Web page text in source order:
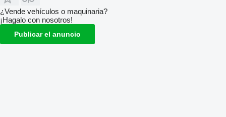
¿Vende vehículos o maquinaria?
¡Hagalo con nosotros!
Publicar el anuncio